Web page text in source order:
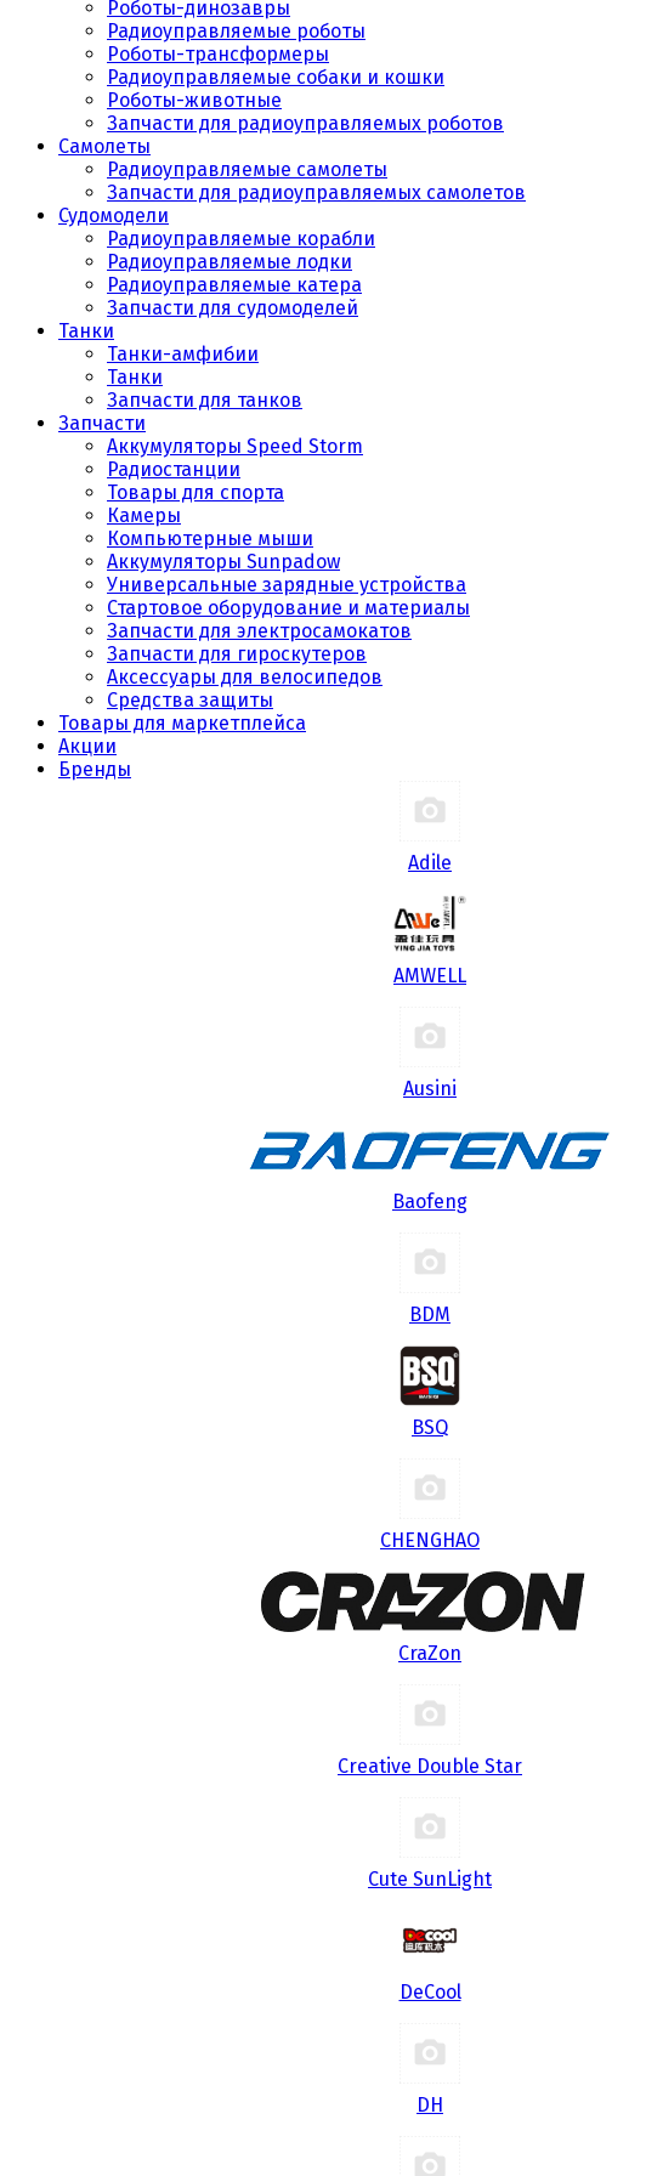
Роботы-динозавры
Радиоуправляемые роботы
Роботы-трансформеры
Радиоуправляемые собаки и кошки
Роботы-животные
Запчасти для радиоуправляемых роботов
Самолеты
Радиоуправляемые самолеты
Запчасти для радиоуправляемых самолетов
Судомодели
Радиоуправляемые корабли
Радиоуправляемые лодки
Радиоуправляемые катера
Запчасти для судомоделей
Танки
Танки-амфибии
Танки
Запчасти для танков
Запчасти
Аккумуляторы Speed Storm
Радиостанции
Товары для спорта
Камеры
Компьютерные мыши
Аккумуляторы Sunpadow
Универсальные зарядные устройства
Стартовое оборудование и материалы
Запчасти для электросамокатов
Запчасти для гироскутеров
Аксессуары для велосипедов
Средства защиты
Товары для маркетплейса
Акции
Бренды
Adile
AMWELL
Ausini
Baofeng
BDM
BSQ
CHENGHAO
CraZon
Creative Double Star
Cute SunLight
DeCool
DH